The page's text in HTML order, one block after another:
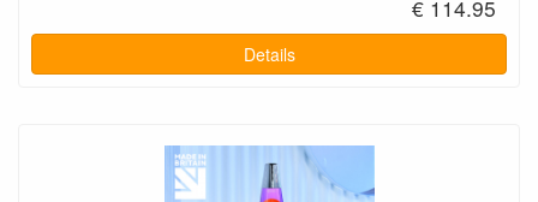
€ 114.95
Details